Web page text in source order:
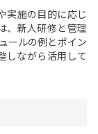
実施の目的に応じ
、新人研修と管理
ールの例とポイン
しながら活用して